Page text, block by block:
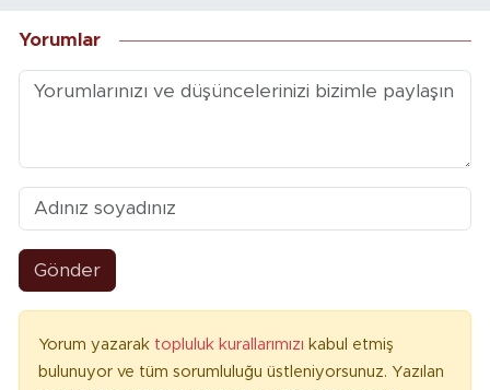
Yorumlar
Gönder
Yorum yazarak topluluk kurallarımızı kabul etmiş
bulunuyor ve tüm sorumluluğu üstleniyorsunuz. Yazılan